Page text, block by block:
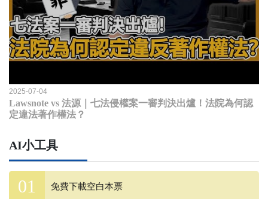
2025-07-04
Lawsnote vs 法源｜七法侵權案一審判決出爐！法院為何認
定違法著作權法？
AI小工具
免費下載空白本票